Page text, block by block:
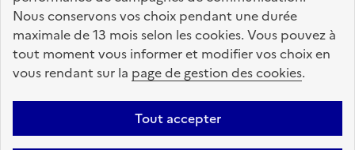
Nous conservons vos choix pendant une durée
maximale de 13 mois selon les cookies. Vous pouvez à
tout moment vous informer et modifier vos choix en
vous rendant sur la page de gestion des cookies.
Tout accepter
La Caisse des Dépôts
accompagne les parcours
de vie
Plan du site Accessibilité : totalement conforme Mentions légales
Données personnelles CGU Politique des cookies